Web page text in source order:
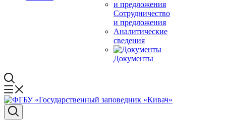
Сотрудничество
и предложения
Аналитические
сведения
Документы